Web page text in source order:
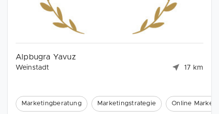
Alpbugra Yavuz
Weinstadt 17 km
Marketingberatung Marketingstrategie Online